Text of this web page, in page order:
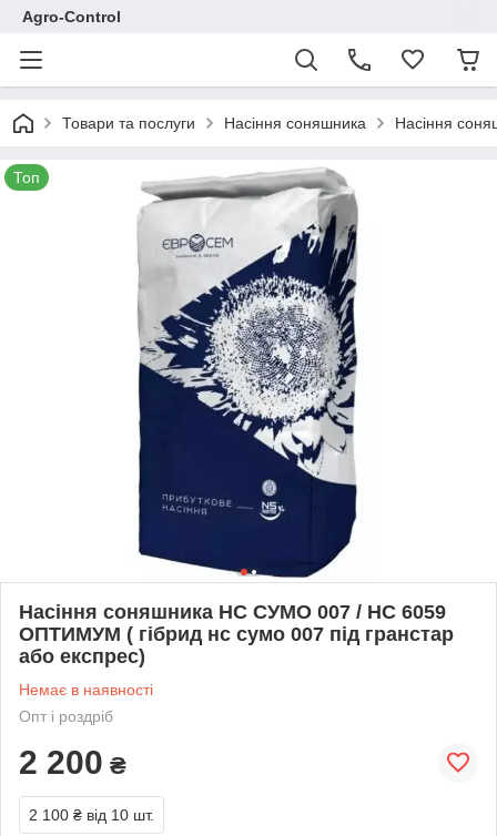
Agro-Control
Товари та послуги Насіння соняшника Насіння
Топ
Насіння соняшника НС СУМО 007 / НС 6059
ОПТИМУМ ( гібрид нс сумо 007 під гранстар
або експрес)
Немає в наявності
Опт і роздріб
2 200 ₴
2 100 ₴ від 10 шт.